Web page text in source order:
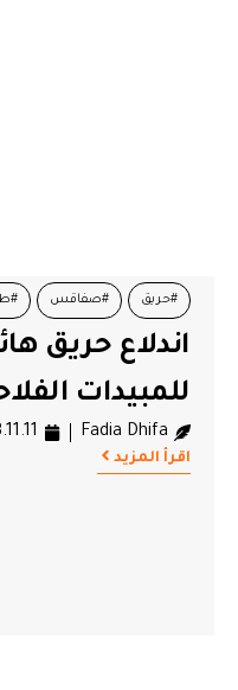
#حريق #صفاقس
#مستوعات للمبيدات الحشرية
اندلاع حريق
للمبيدات
Fadia Dhifa
اقرأ المزيد